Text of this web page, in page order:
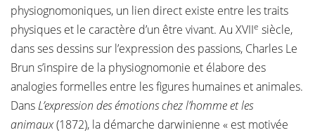
physiognomoniques, un lien direct existe entre les traits
physiques et le caractère d’un être vivant. Au XVIIe siècle,
dans ses dessins sur l’expression des passions, Charles Le
Brun s’inspire de la physiognomonie et élabore des
analogies formelles entre les figures humaines et animales.
DansL’expression des émotions chez l’homme et les
animaux(1872), la démarche darwinienne « est motivée